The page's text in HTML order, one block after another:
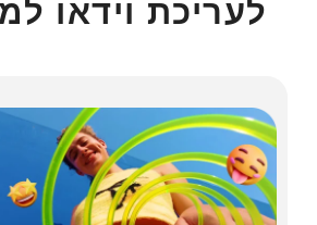
לעריכת וידאו